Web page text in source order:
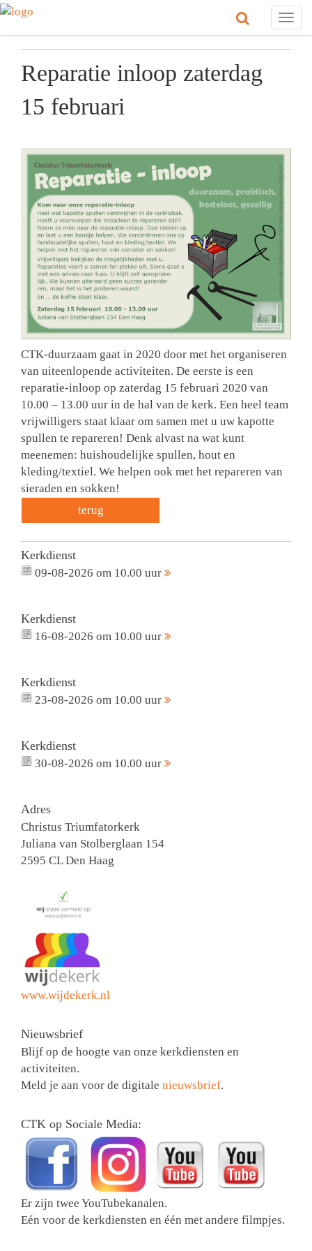
Reparatie inloop zaterdag
15 februari
CTK-duurzaam gaat in 2020 door met het organiseren
van uiteenlopende activiteiten. De eerste is een
reparatie-inloop op zaterdag 15 februari 2020 van
10.00 – 13.00 uur in de hal van de kerk. Een heel team
vrijwilligers staat klaar om samen met u uw kapotte
spullen te repareren! Denk alvast na wat kunt
meenemen: huishoudelijke spullen, hout en
kleding/textiel. We helpen ook met het repareren van
sieraden en sokken!
terug
Kerkdienst
09-08-2026 om 10.00 uur
Kerkdienst
16-08-2026 om 10.00 uur
Kerkdienst
23-08-2026 om 10.00 uur
Kerkdienst
30-08-2026 om 10.00 uur
Adres
Christus Triumfatorkerk
Juliana van Stolberglaan 154
2595 CL Den Haag
www.wijdekerk.nl
Nieuwsbrief
Blijf op de hoogte van onze kerkdiensten en
activiteiten.
Meld je aan voor de digitale nieuwsbrief.
CTK op Sociale Media:
Er zijn twee YouTubekanalen.
Eén voor de kerkdiensten en één met andere filmpjes.